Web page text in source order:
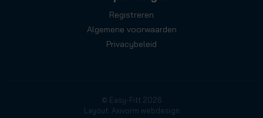
Registreren
Algemene voorwaarden
Privacybeleid
© Easy-Fitt 2026
Layout: Axivorm webdesign